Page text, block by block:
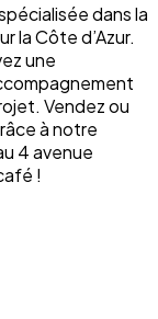
dans la
la Côte d’Azur.
une
Vendez ou
à notre
4 avenue
!